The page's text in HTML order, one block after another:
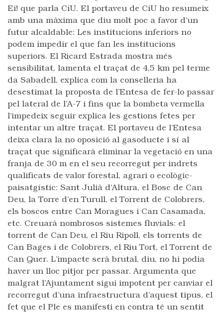
Ei! que parla CiU. El portaveu de CiU ho resumeix
amb una màxima que diu molt poc a favor d’un
futur alcaldable: Les institucions inferiors no
podem impedir el que fan les institucions
superiors. El Ricard Estrada mostra més
sensibilitat, lamenta el traçat de 4,5 km pel terme
da Sabadell, explica com la conselleria ha
desestimat la proposta de l’Entesa de fer-lo passar
pel lateral de l’A-7 i fins que la bombeta vermella
l’impedeix seguir explica les gestions fetes per
intentar un altre traçat. El portaveu de l’Entesa
deixa clara la no oposició al gasoducte i sí al
traçat que significarà eliminar la vegetació en una
franja de 30 m en el seu recorregut per indrets
qualificats de valor forestal, agrari o ecològic-
paisatgístic: Sant Julià d’Altura, el Bosc de Can
Deu, la Torre d’en Turull, el Torrent de Colobrers,
els boscos entre Can Moragues i Can Casamada,
etc. Creuarà nombrosos sistemes fluvials: el
torrent de Can Deu, el Riu Ripoll, els torrents de
Can Bages i de Colobrers, el Riu Tort, el Torrent de
Can Quer. L’impacte serà brutal, diu, no hi podia
haver un lloc pitjor per passar. Argumenta que
malgrat l’Ajuntament sigui impotent per canviar el
recorregut d’una infraestructura d’aquest tipus, el
fet que el Ple es manifesti en contra té un sentit